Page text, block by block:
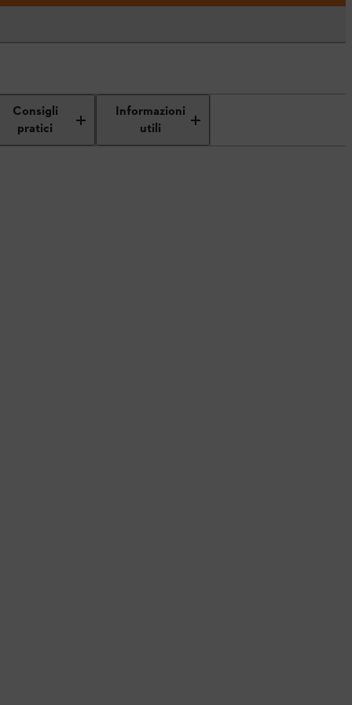
Consigli
pratici
Informazioni
utili